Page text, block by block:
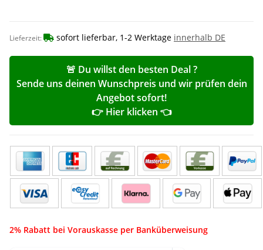
Lieferzeit: sofort lieferbar, 1-2 Werktage innerhalb DE
🚨 Du willst den besten Deal ?
Sende uns deinen Wunschpreis und wir prüfen dein
Angebot sofort!
👉 Hier klicken 👈
2% Rabatt bei Vorauskasse per Banküberweisung